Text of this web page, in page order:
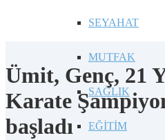
SEYAHAT
MUTFAK
SAĞLIK
EĞİTİM
Ümit, Genç, 21
Karate
başladı